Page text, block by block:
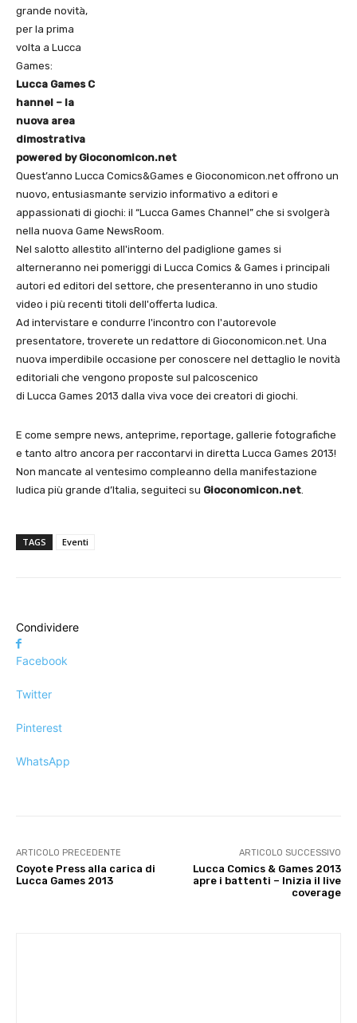
grande novità,
per la prima
volta a Lucca
Games:
Lucca Games C
hannel – la
nuova area
dimostrativa
powered by Gioconomicon.net
Quest’anno Lucca Comics&Games e Gioconomicon.net offrono un
nuovo, entusiasmante servizio informativo a editori e
appassionati di giochi: il “Lucca Games Channel” che si svolgerà
nella nuova Game NewsRoom.
Nel salotto allestito all'interno del padiglione games si
alterneranno nei pomeriggi di Lucca Comics & Games i principali
autori ed editori del settore, che presenteranno in uno studio
video i più recenti titoli dell'offerta ludica.
Ad intervistare e condurre l'incontro con l'autorevole
presentatore, troverete un redattore di Gioconomicon.net. Una
nuova imperdibile occasione per conoscere nel dettaglio le novità
editoriali che vengono proposte sul palcoscenico
di Lucca Games 2013 dalla viva voce dei creatori di giochi.
E come sempre news, anteprime, reportage, gallerie fotografiche
e tanto altro ancora per raccontarvi in diretta Lucca Games 2013!
Non mancate al ventesimo compleanno della manifestazione
ludica più grande d’Italia, seguiteci su Gioconomicon.net.
TAGS Eventi
Condividere
Facebook
Twitter
Pinterest
WhatsApp
ARTICOLO PRECEDENTE
Coyote Press alla carica di
Lucca Games 2013
ARTICOLO SUCCESSIVO
Lucca Comics & Games 2013
apre i battenti – Inizia il live
coverage